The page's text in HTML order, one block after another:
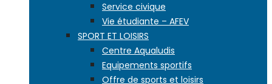
Service civique
Vie étudiante – AFEV
SPORT ET LOISIRS
Centre Aqualudis
Equipements sportifs
Offre de sports et loisirs